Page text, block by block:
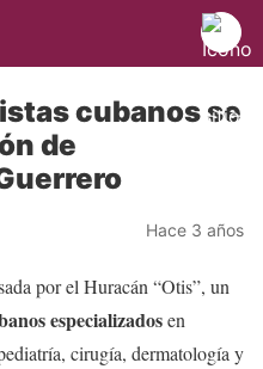
cubanos se
de
Hace 3 años
por el Huracán “Otis”, un
especializadosen
cirugía, dermatología y